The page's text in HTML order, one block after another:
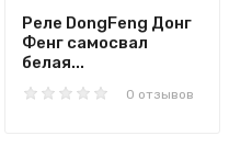
Реле DongFeng Донг
Фенг самосвал
белая...
0 отзывов